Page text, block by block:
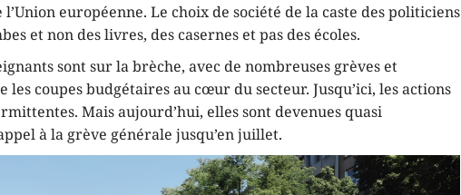
européenne. Le choix de société de la caste des politiciens
et non des livres, des casernes et pas des écoles.
sont sur la brèche, avec de nombreuses grèves et
les coupes budgétaires au cœur du secteur. Jusqu’ici, les actions
Mais aujourd’hui, elles sont devenues quasi
à la grève générale jusqu’en juillet.